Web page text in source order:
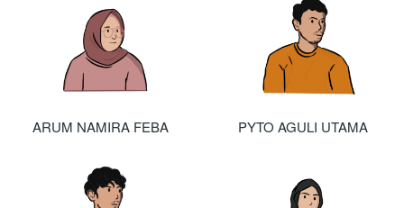
ARUM NAMIRA FEBA PYTO AGULI UTAMA